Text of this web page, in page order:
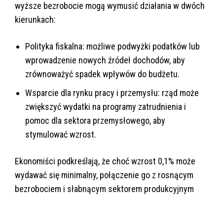
wyższe bezrobocie mogą wymusić działania w dwóch
kierunkach:
Polityka fiskalna: możliwe podwyżki podatków lub
wprowadzenie nowych źródeł dochodów, aby
zrównoważyć spadek wpływów do budżetu.
Wsparcie dla rynku pracy i przemysłu: rząd może
zwiększyć wydatki na programy zatrudnienia i
pomoc dla sektora przemysłowego, aby
stymulować wzrost.
Ekonomiści podkreślają, że choć wzrost 0,1% może
wydawać się minimalny, połączenie go z rosnącym
bezrobociem i słabnącym sektorem produkcyjnym